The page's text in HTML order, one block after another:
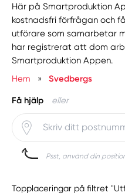
Här på Smartproduktion
kostnadsfri förfrågan och
utförare som samarbetar
har registrerat att dom
Smartproduktion Appen.
Hem
» Svedbergs
Få hjälp eller
Psst, använd din
Topplaceringar på filtret